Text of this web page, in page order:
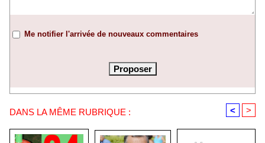
Me notifier l'arrivée de nouveaux commentaires
DANS LA MÊME RUBRIQUE : < >